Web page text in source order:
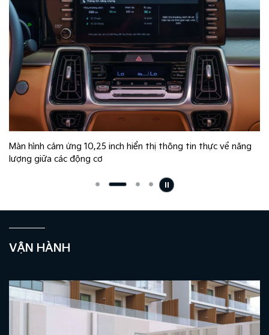
Màn hình cảm ứng 10,25 inch hiển thị thông tin thực về năng
lượng giữa các động cơ
VẬN HÀNH